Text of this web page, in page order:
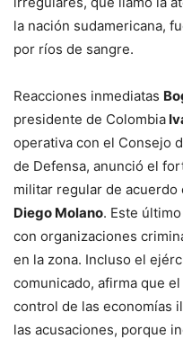
la nación sudamericana,
por ríos de sangre.
Reacciones inmediatas
presidente de Colombia
operativa con el Consejo
de Defensa, anunció el
militar regular de
Diego Molano. Este
con organizaciones
en la zona. Incluso el
comunicado, afirma que
control de las economías
las acusaciones, porque